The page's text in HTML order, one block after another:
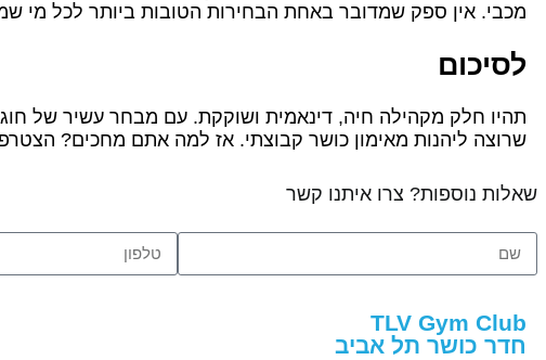
מכבי. אין ספק שמדובר באחת הבחירות הטובות ביותר לכל מי
לסיכום
שרוצה ליהנות מאימון כושר קבוצתי. אז למה אתם מחכים?
שאלות נוספות? צרו איתנו קשר
TLV Gym Club
חדר כושר תל אביב